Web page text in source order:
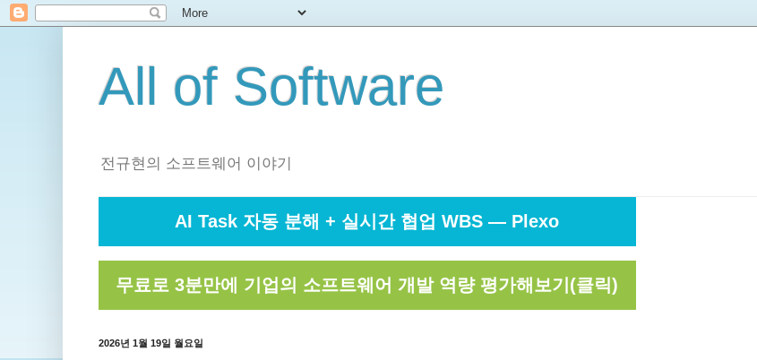
All of Software
전규현의 소프트웨어 이야기
AI Task 자동 분해 + 실시간 협업 WBS — Plexo
무료로 3분만에 기업의 소프트웨어 개발 역량 평가해보기(클릭)
2026년 1월 19일 월요일